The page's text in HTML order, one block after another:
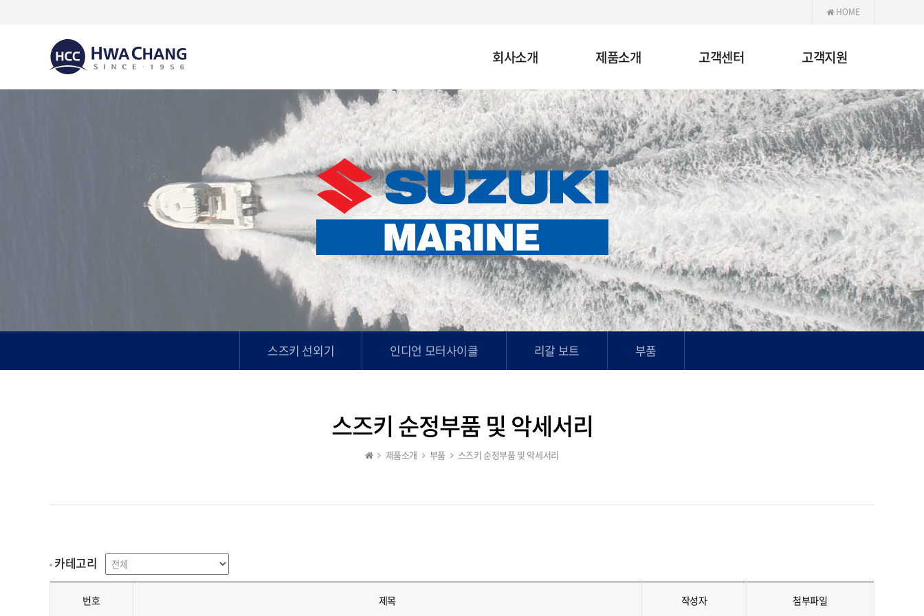
HOME
회사소개 제품소개 고객센터 고객지원
스즈키 선외기 인디언 모터사이클 리갈 보트 부품
스즈키 순정부품 및 악세서리
제품소개 부품 스즈키 순정부품 및 악세서리
카테고리
번호 제목 작성자 첨부파일